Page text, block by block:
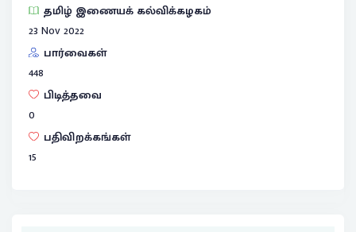
தமிழ் இணையக் கல்விக்கழகம்
23 Nov 2022
பார்வைகள்
448
பிடித்தவை
0
பதிவிறக்கங்கள்
15